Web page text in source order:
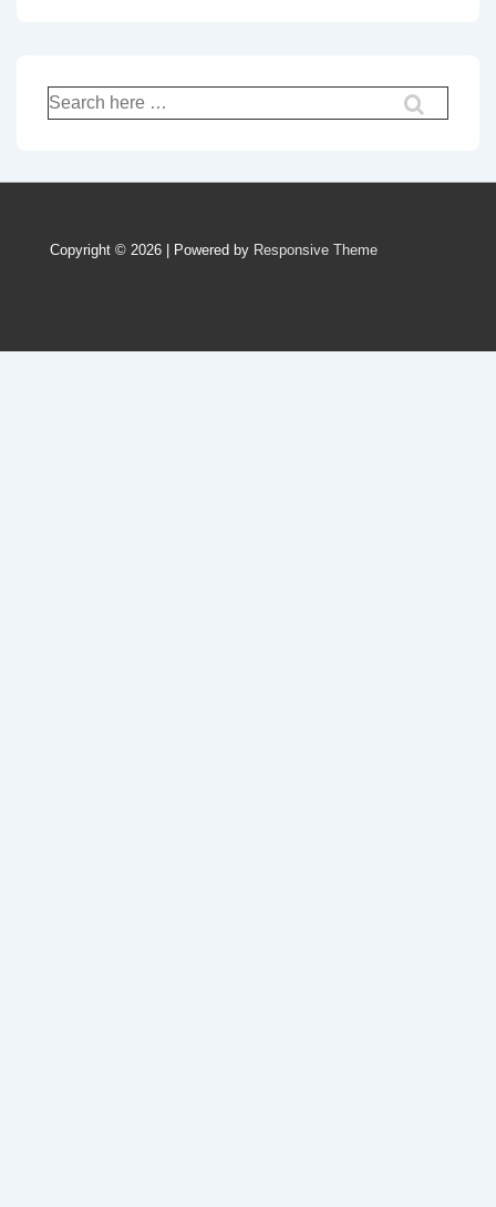
Recherche
pour:
Copyright © 2026 | Powered by Responsive Theme